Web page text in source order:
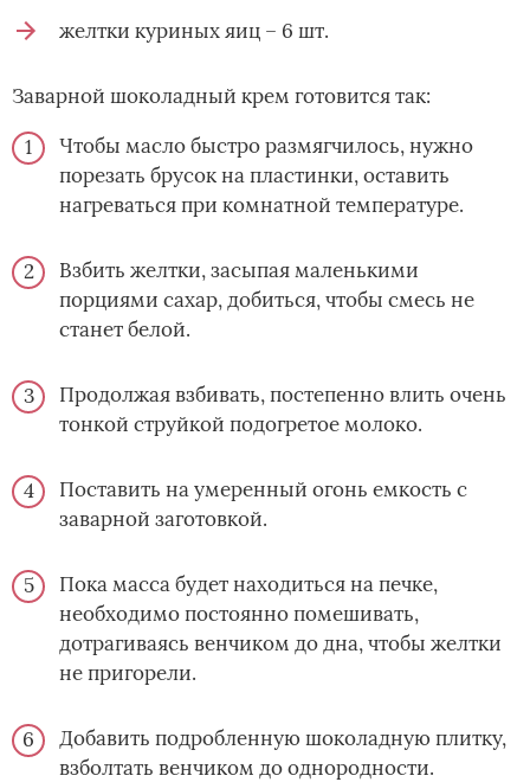
желтки куриных яиц – 6 шт.
Заварной шоколадный крем готовится так:
Чтобы масло быстро размягчилось, нужно
порезать брусок на пластинки, оставить
нагреваться при комнатной температуре.
Взбить желтки, засыпая маленькими
порциями сахар, добиться, чтобы смесь не
станет белой.
Продолжая взбивать, постепенно влить очень
тонкой струйкой подогретое молоко.
Поставить на умеренный огонь емкость с
заварной заготовкой.
Пока масса будет находиться на печке,
необходимо постоянно помешивать,
дотрагиваясь венчиком до дна, чтобы желтки
не пригорели.
Добавить подробленную шоколадную плитку,
взболтать венчиком до однородности.